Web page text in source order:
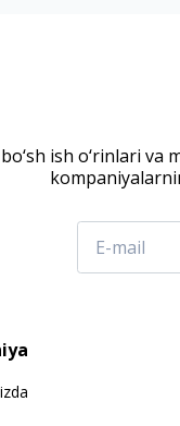
ish o‘rinlari